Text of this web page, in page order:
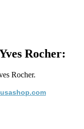
Rocher:
Rocher.